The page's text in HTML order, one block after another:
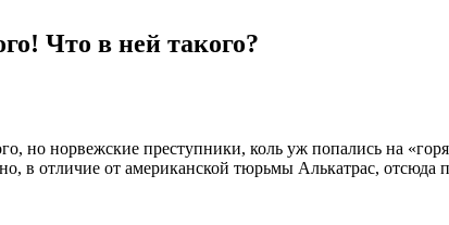
Что в ней такого?
но норвежские преступники, коль уж попались на
в отличие от американской тюрьмы Алькатрас,